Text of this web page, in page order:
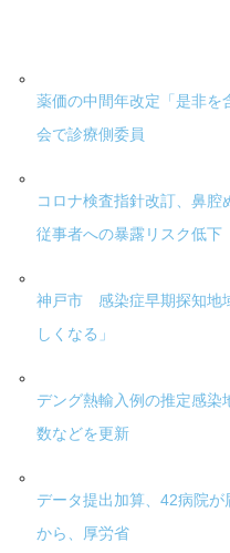
薬価の中間年改定「是非を
会で診療側委員
コロナ検査指針改訂、鼻
従事者への暴露リスク低下
神戸市 感染症早期探知地
しくなる」
デング熱輸入例の推定感染
数などを更新
データ提出加算、42病院
から、厚労省